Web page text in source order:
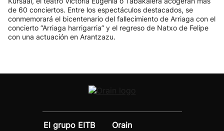
de 60 conciertos. Entre los espectáculos destacados, se
conmemorará el bicentenario del fallecimiento de Arriaga con el
concierto “Arriaga harrigarria” y el regreso de Natxo de Felipe
con una actuación en Arantzazu.
El grupo EITB
Orain